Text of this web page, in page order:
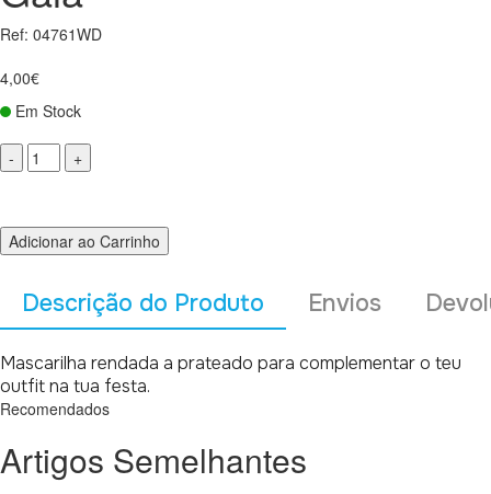
Ref: 04761WD
4,00€
Em Stock
Adicionar ao Carrinho
Descrição do Produto Envios
Mascarilha rendada a prateado para complementar o teu
outfit na tua festa.
Recomendados
Artigos Semelhantes